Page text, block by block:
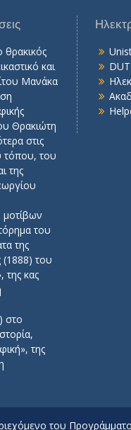
θρακικός
και
Μανάκα
Θρακιώτη
στις
τόπου, του
της
μοτίβων
του
της
του
κας
στο
της
του